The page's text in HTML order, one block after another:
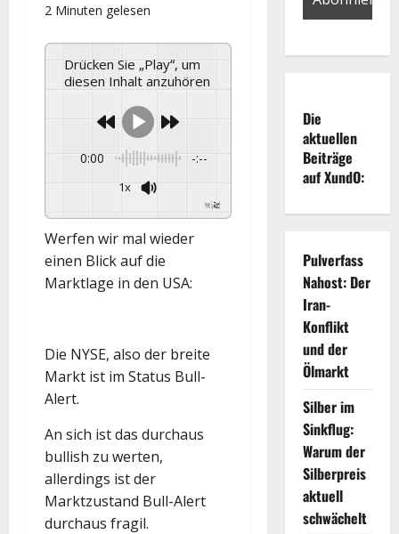
2 Minuten gelesen
Drücken Sie „Play“, um
diesen Inhalt anzuhören
0:00 -:--
1x
GSpeech
Werfen wir mal wieder
einen Blick auf die
Marktlage in den USA:
Die NYSE, also der breite
Markt ist im Status Bull-
Alert.
An sich ist das durchaus
bullish zu werten,
allerdings ist der
Marktzustand Bull-Alert
durchaus fragil.
Die
aktuellen
Beiträge
auf XundO:
Pulverfass
Nahost: Der
Iran-
Konflikt
und der
Ölmarkt
Silber im
Sinkflug:
Warum der
Silberpreis
aktuell
schwächelt